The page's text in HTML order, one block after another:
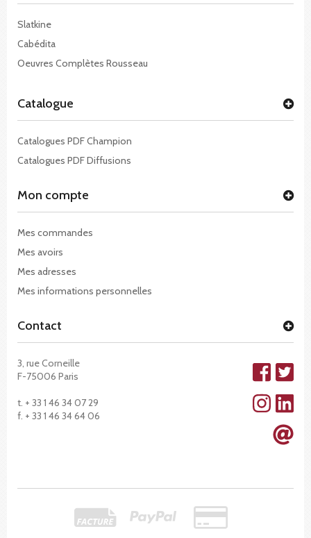
Slatkine
Cabédita
Oeuvres Complètes Rousseau
Catalogue
Catalogues PDF Champion
Catalogues PDF Diffusions
Mon compte
Mes commandes
Mes avoirs
Mes adresses
Mes informations personnelles
Contact
3, rue Corneille
F-75006 Paris
t. + 33 1 46 34 07 29
f. + 33 1 46 34 64 06